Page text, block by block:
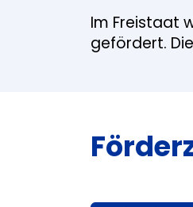
Im Freistaat
gefördert.